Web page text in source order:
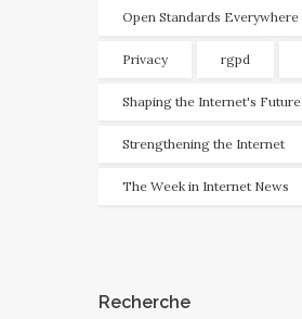
Open Standards Everywhere
Privacy rgpd
Shaping the Internet's Future
Strengthening the Internet
The Week in Internet News
Recherche